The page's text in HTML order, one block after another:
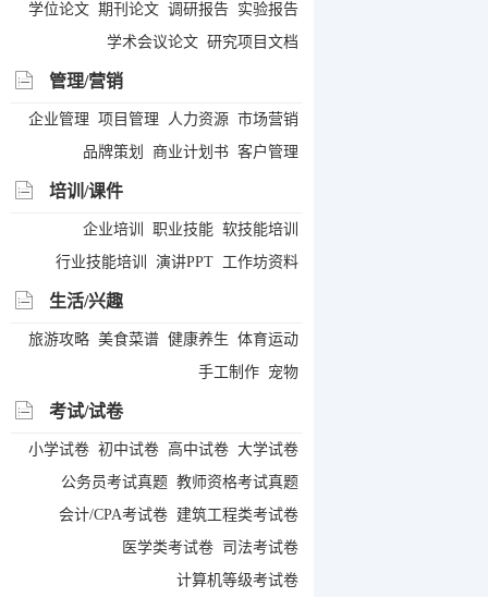
学位论文 期刊论文 调研报告 实验报告
学术会议论文 研究项目文档
管理/营销
企业管理 项目管理 人力资源 市场营销
品牌策划
商业计划书 客户管理
培训/课件
企业培训 职业技能 软技能培训
行业技能培训
演讲PPT 工作坊资料
生活/兴趣
旅游攻略 美食菜谱 健康养生 体育运动
手工制作 宠物
考试/试卷
小学试卷 初中试卷 高中试卷 大学试卷
公务员考试真题 教师资格考试真题
会计/CPA考试卷 建筑工程类考试卷
医学类考试卷 司法考试卷
计算机等级考试卷